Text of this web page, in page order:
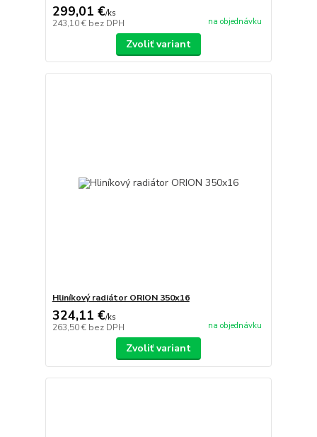
299,01 €/ks
243,10 € bez DPH na objednávku
Zvoliť variant
Hliníkový radiátor ORION 350x16
324,11 €/ks
263,50 € bez DPH na objednávku
Zvoliť variant